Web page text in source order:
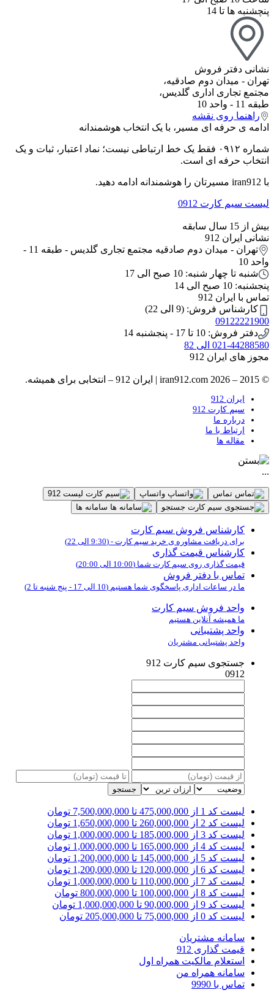
پنچشنبه ها تا 14
نشانی دفتر فروش
تهران - میدان دوم صادقیه،
مجتمع تجاری اداری گلدیس،
طبقه 11 - واحد 10
راهنما روی نقشه
ادامه ی حرفه ای مسیر، با یک انتخاب هوشمندانه
شماره ۰۹۱۲ فقط یک خط ارتباطی نیست؛ نماد اعتبار، ثبات و یک
انتخاب حرفه ای است.
با iran912 مسیرتان را هوشمندانه ادامه دهید.
لیست سیم کارت 0912
بیش از 15 سال سابقه
نشانی ایران 912
تهران - میدان دوم صادقیه مجتمع تجاری گلدیس - طبقه 11 -
واحد 10
شنبه تا چهار شنبه: 10 صبح الی 17
پنجشنبه: 10 صبح الی 14
تماس با ایران 912
کارشناس فروش: (9 الی 22)
09122221900
دفتر فروش: 10 تا 17 - پنجشنبه 14
021-44288580 الی 82
مجوز های ایران 912
© 2015 – 2026 iran912.com | ایران 912 – انتخابی برای همیشه.
ایران 912
سیم کارت 912
درباره ما
ارتباط با ما
مقاله ها
...
تماس واتساپ
لیست 912
جستجو
سامانه ها
کارشناس فروش سیم کارت
برای دریافت مشاوره ی خرید سیم کارت - (9:30 الی 22)
کارشناس قیمت گذاری
قیمت گذاری روی سیم کارت شما (10:00 الی 20:00)
تماس با دفتر فروش
ما در ساعات اداری پاسخگوی شما هستیم (10 الی 17 - پنج شنبه تا 2)
واحد فروش سیم کارت
ما همیشه آنلاین هستیم
واحد پشتیبانی
واحد پشتیبانی مشتریان
جستجوی سیم کارت 912
0912
جستجو
لیست کد 1
از 475,000,000 تا 7,500,000,000 تومان
لیست کد 2
از 260,000,000 تا 1,650,000,000 تومان
لیست کد 3
از 185,000,000 تا 1,000,000,000 تومان
لیست کد 4
از 165,000,000 تا 1,000,000,000 تومان
لیست کد 5
از 145,000,000 تا 1,200,000,000 تومان
لیست کد 6
از 120,000,000 تا 1,200,000,000 تومان
لیست کد 7
از 110,000,000 تا 1,000,000,000 تومان
لیست کد 8
از 100,000,000 تا 800,000,000 تومان
لیست کد 9
از 90,000,000 تا 1,000,000,000 تومان
لیست کد 0
از 75,000,000 تا 205,000,000 تومان
سامانه مشتریان
قیمت گذاری 912
استعلام مالکیت همراه اول
سامانه همراه من
تماس با 9990